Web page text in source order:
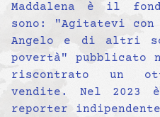
Maddalena è il
sono: "Agitatevi
Angelo e di altri
povertà"
riscontrato un
vendite. Nel
reporter